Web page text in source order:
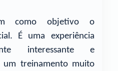
como objetivo o
É uma experiência
interessante e
um treinamento muito